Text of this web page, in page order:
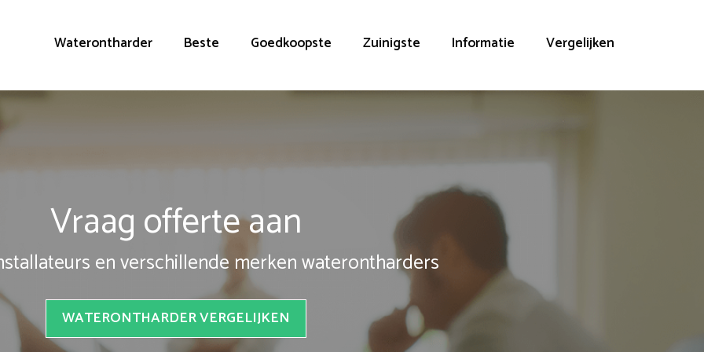
Waterontharder Beste Goedkoopste Zuinigste Informatie Vergelijken
Vraag offerte aan
en verschillende merken waterontharders
WATERONTHARDER VERGELIJKEN